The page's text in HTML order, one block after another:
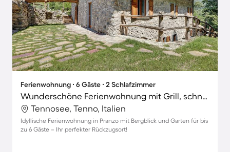
Ferienwohnung ∙ 6 Gäste ∙ 2 Schlafzimmer
Wunderschöne Ferienwohnung mit Grill, schnellem Internet und Garten | Bergblick | Haustierfreundlich
Tennosee, Tenno, Italien
Idyllische Ferienwohnung in Pranzo mit Bergblick und Garten für bis
zu 6 Gäste – Ihr perfekter Rückzugsort!